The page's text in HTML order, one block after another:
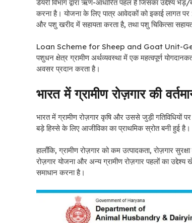
डेयरी विभाग द्वारा ऋण-आधारित पहल है जिसका उद्देश्य
करना है। योजना के लिए पात्र आवेदकों को इकाई लागत
और पशु खरीद में सहायता करता है, तथा पशु चिकित्सा
Loan Scheme for Sheep and Goat Unit-General
पशुधन क्षेत्र ग्रामीण अर्थव्यवस्था में एक महत्वपूर्ण
अवसर प्रदान करता है।
भारत में ग्रामीण रोज़गार की
भारत में ग्रामीण रोज़गार कृषि और उससे जुड़ी गतिविधियों
बड़े हिस्से के लिए आजीविका का प्राथमिक स्रोत बनी हुई है।
हालाँकि, ग्रामीण रोज़गार को कम उत्पादकता, रोज़गार
रोज़गार योजना और अन्य ग्रामीण रोज़गार पहलों का
समाधान करना है।